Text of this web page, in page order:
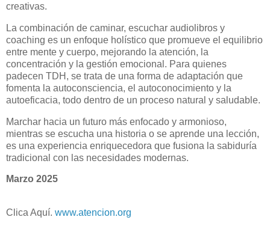
creativas.
La combinación de caminar, escuchar audiolibros y
coaching es un enfoque holístico que promueve el equilibrio
entre mente y cuerpo, mejorando la atención, la
concentración y la gestión emocional. Para quienes
padecen TDH, se trata de una forma de adaptación que
fomenta la autoconsciencia, el autoconocimiento y la
autoeficacia, todo dentro de un proceso natural y saludable.
Marchar hacia un futuro más enfocado y armonioso,
mientras se escucha una historia o se aprende una lección,
es una experiencia enriquecedora que fusiona la sabiduría
tradicional con las necesidades modernas.
Marzo 2025
Clica Aquí. www.atencion.org